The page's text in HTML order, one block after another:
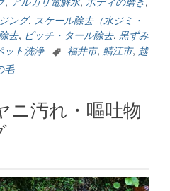
中”
ング, スケール除去（水ジミ・
去, ピッチ・タール除去, 黒ずみ
ット洗浄 福井市, 鯖江市, 越
毛
ニ汚れ・嘔吐物